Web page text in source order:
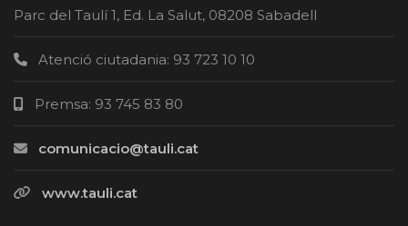
Parc del Taulí 1, Ed. La Salut, 08208 Sabadell
Atenció ciutadania: 93 723 10 10
Premsa: 93 745 83 80
comunicacio@tauli.cat
www.tauli.cat